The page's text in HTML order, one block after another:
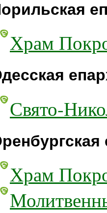
Храм
Свято-
Храм